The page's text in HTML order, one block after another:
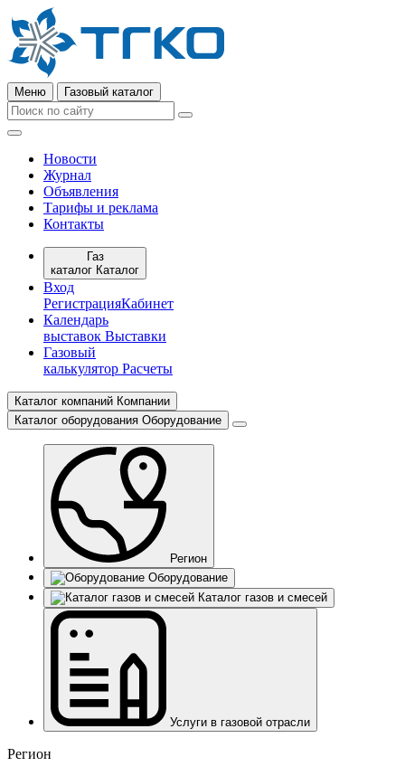
Меню Газовый каталог
Новости
Журнал
Объявления
Тарифы и реклама
Контакты
Газ
каталог Каталог
Вход
РегистрацияКабинет
Календарь
выставок Выставки
Газовый
калькулятор Расчеты
Каталог компаний Компании
Каталог оборудования Оборудование
Регион
Оборудование
Каталог газов и смесей
Услуги в газовой отрасли
Регион